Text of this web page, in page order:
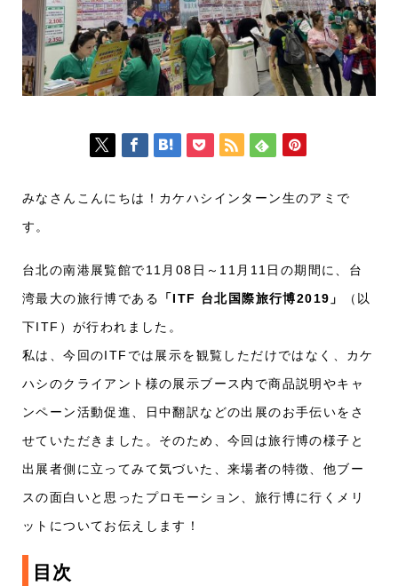
みなさんこんにちは！カケハシインターン生のアミで
す。
台北の南港展覧館で11月08日～11月11日の期間に、台
湾最大の旅行博である
「ITF 台北国際旅行博2019」
（以
下ITF）が行われました。
私は、今回のITFでは展示を観覧しただけではなく、カケ
ハシのクライアント様の展示ブース内で商品説明やキャ
ンペーン活動促進、日中翻訳などの出展のお手伝いをさ
せていただきました。そのため、今回は旅行博の様子と
出展者側に立ってみて気づいた、来場者の特徴、他ブー
スの面白いと思ったプロモーション、旅行博に行くメリ
ットについてお伝えします！
目次